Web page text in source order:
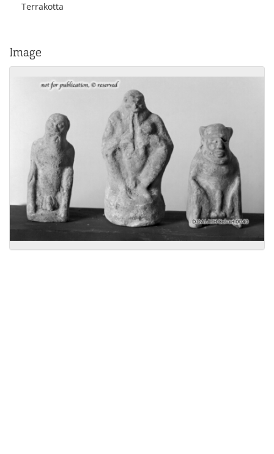
Terrakotta
Image